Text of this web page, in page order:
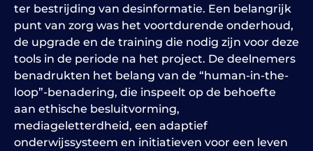
ter bestrijding van desinformatie. Een belangrijk
punt van zorg was het voortdurende onderhoud,
de upgrade en de training die nodig zijn voor deze
tools in de periode na het project. De deelnemers
benadrukten het belang van de “human-in-the-
loop”-benadering, die inspeelt op de behoefte
aan ethische besluitvorming,
mediageletterdheid, een adaptief
onderwijssysteem en initiatieven voor een leven